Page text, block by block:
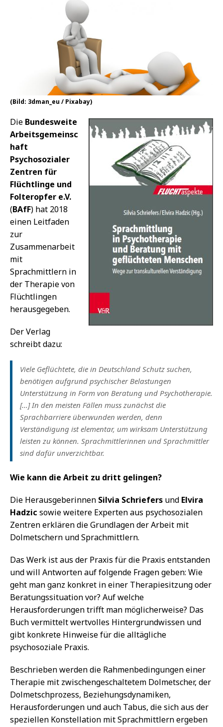
(Bild: 3dman_eu / Pixabay)
Die Bundesweite
Arbeitsgemeinsc
haft
Psychosozialer
Zentren für
Flüchtlinge und
Folteropfer e.V.
(BAfF) hat 2018
einen Leitfaden
zur
Zusammenarbeit
mit
Sprachmittlern in
der Therapie von
Flüchtlingen
herausgegeben.
Der Verlag
schreibt dazu:
Viele Geflüchtete, die in Deutschland Schutz suchen,
benötigen aufgrund psychischer Belastungen
Unterstützung in Form von Beratung und Psychotherapie.
[…] In den meisten Fällen muss zunächst die
Sprachbarriere überwunden werden, denn
Verständigung ist elementar, um wirksam Unterstützung
leisten zu können. Sprachmittlerinnen und Sprachmittler
sind dafür unverzichtbar.
Wie kann die Arbeit zu dritt gelingen?
Die Herausgeberinnen Silvia Schriefers und Elvira
Hadzic sowie weitere Experten aus psychosozialen
Zentren erklären die Grundlagen der Arbeit mit
Dolmetschern und Sprachmittlern.
Das Werk ist aus der Praxis für die Praxis entstanden
und will Antworten auf folgende Fragen geben: Wie
geht man ganz konkret in einer Therapiesitzung oder
Beratungssituation vor? Auf welche
Herausforderungen trifft man möglicherweise? Das
Buch vermittelt wertvolles Hintergrundwissen und
gibt konkrete Hinweise für die alltägliche
psychosoziale Praxis.
Beschrieben werden die Rahmenbedingungen einer
Therapie mit zwischengeschaltetem Dolmetscher, der
Dolmetschprozess, Beziehungsdynamiken,
Herausforderungen und auch Tabus, die sich aus der
speziellen Konstellation mit Sprachmittlern ergeben